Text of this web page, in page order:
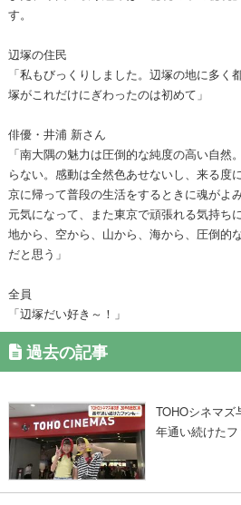
す。
辺塚の住民
「私もびっくりしました。辺塚の地に多く
塚がこれだけにぎわったのは初めて」
俳優・井浦 新さん
「南大隅の魅力は圧倒的な純度の高い自然
らない。感動は全然色あせないし、来る度
京に帰って普段の生活をするときに魂がよ
元気になって、また東京で頑張れる気持ち
地から、空から、山から、海から、圧倒的
だと思う」
全員
「辺塚だい好き～！」
過去の記事
TOHOシネマ
年通い続けた